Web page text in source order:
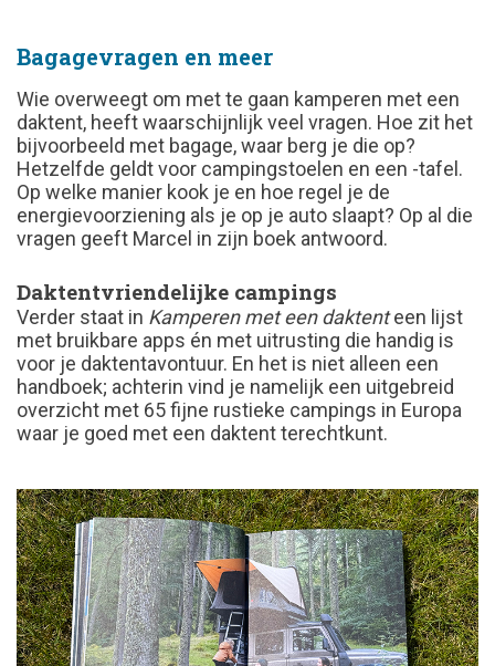
Bagagevragen en meer
Wie overweegt om met te gaan kamperen met een
daktent, heeft waarschijnlijk veel vragen. Hoe zit het
bijvoorbeeld met bagage, waar berg je die op?
Hetzelfde geldt voor campingstoelen en een -tafel.
Op welke manier kook je en hoe regel je de
energievoorziening als je op je auto slaapt? Op al die
vragen geeft Marcel in zijn boek antwoord.
Daktentvriendelijke campings
Verder staat in Kamperen met een daktenteen lijst
met bruikbare apps én met uitrusting die handig is
voor je daktentavontuur. En het is niet alleen een
handboek; achterin vind je namelijk een uitgebreid
overzicht met 65 fijne rustieke campings in Europa
waar je goed met een daktent terechtkunt.